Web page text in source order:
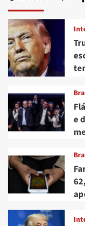
por
sucesso
no
OnlyFans:
“Fé
e
fetiches”
e